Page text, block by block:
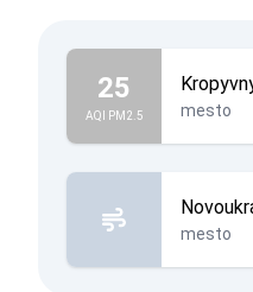
25
AQI PM2.5 mesto
mesto